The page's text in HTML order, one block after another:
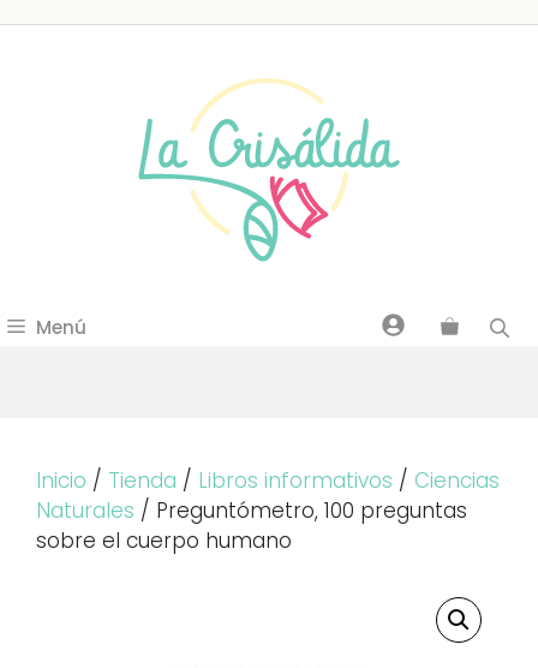
Menú
Inicio / Tienda / Libros informativos / Ciencias
Naturales / Preguntómetro, 100 preguntas
sobre el cuerpo humano